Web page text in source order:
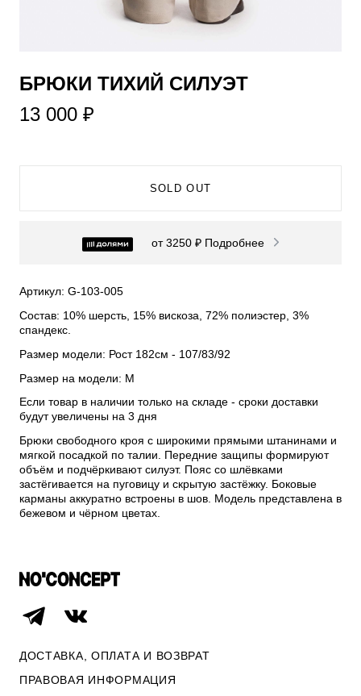
БРЮКИ ТИХИЙ СИЛУЭТ
13 000 ₽
SOLD OUT
от 3250 ₽ Подробнее
Артикул: G-103-005
Состав: 10% шерсть, 15% вискоза, 72% полиэстер, 3%
спандекс.
Размер модели: Рост 182см - 107/83/92
Размер на модели: M
Если товар в наличии только на складе - сроки доставки
будут увеличены на 3 дня
Брюки свободного кроя с широкими прямыми штанинами и
мягкой посадкой по талии. Передние защипы формируют
объём и подчёркивают силуэт. Пояс со шлёвками
застёгивается на пуговицу и скрытую застёжку. Боковые
карманы аккуратно встроены в шов. Модель представлена в
бежевом и чёрном цветах.
ДОСТАВКА, ОПЛАТА И ВОЗВРАТ
ПРАВОВАЯ ИНФОРМАЦИЯ